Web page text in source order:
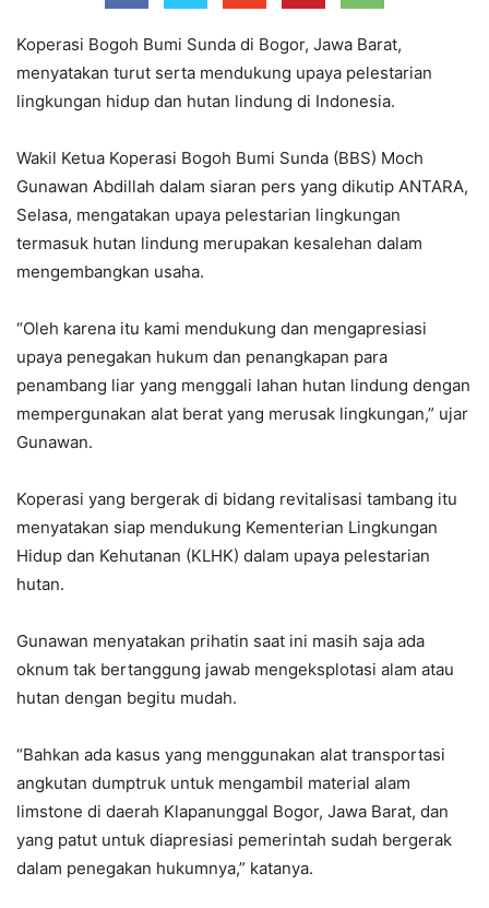
Koperasi Bogoh Bumi Sunda di Bogor, Jawa Barat,
menyatakan turut serta mendukung upaya pelestarian
lingkungan hidup dan hutan lindung di Indonesia.
Wakil Ketua Koperasi Bogoh Bumi Sunda (BBS) Moch
Gunawan Abdillah dalam siaran pers yang dikutip ANTARA,
Selasa, mengatakan upaya pelestarian lingkungan
termasuk hutan lindung merupakan kesalehan dalam
mengembangkan usaha.
“Oleh karena itu kami mendukung dan mengapresiasi
upaya penegakan hukum dan penangkapan para
penambang liar yang menggali lahan hutan lindung dengan
mempergunakan alat berat yang merusak lingkungan,” ujar
Gunawan.
Koperasi yang bergerak di bidang revitalisasi tambang itu
menyatakan siap mendukung Kementerian Lingkungan
Hidup dan Kehutanan (KLHK) dalam upaya pelestarian
hutan.
Gunawan menyatakan prihatin saat ini masih saja ada
oknum tak bertanggung jawab mengeksplotasi alam atau
hutan dengan begitu mudah.
“Bahkan ada kasus yang menggunakan alat transportasi
angkutan dumptruk untuk mengambil material alam
limstone di daerah Klapanunggal Bogor, Jawa Barat, dan
yang patut untuk diapresiasi pemerintah sudah bergerak
dalam penegakan hukumnya,” katanya.